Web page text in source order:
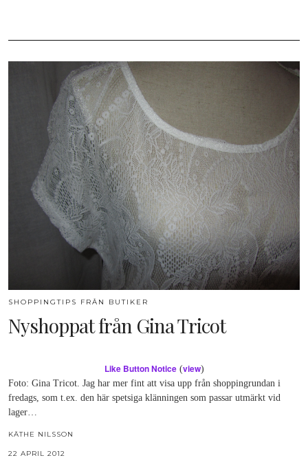
SHOPPINGTIPS FRÅN BUTIKER
Nyshoppat från Gina Tricot
Like Button Notice(view)
Foto: Gina Tricot. Jag har mer fint att visa upp från shoppingrundan i
fredags, som t.ex. den här spetsiga klänningen som passar utmärkt vid
lager…
KÄTHE NILSSON
22 APRIL 2012